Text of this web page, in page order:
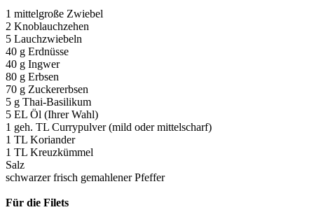
1 mittelgroße Zwiebel
2 Knoblauchzehen
5 Lauchzwiebeln
40 g Erdnüsse
40 g Ingwer
80 g Erbsen
70 g Zuckererbsen
5 g Thai-Basilikum
5 EL Öl (Ihrer Wahl)
1 geh. TL Currypulver (mild oder mittelscharf)
1 TL Koriander
1 TL Kreuzkümmel
Salz
schwarzer frisch gemahlener Pfeffer
Für die Filets